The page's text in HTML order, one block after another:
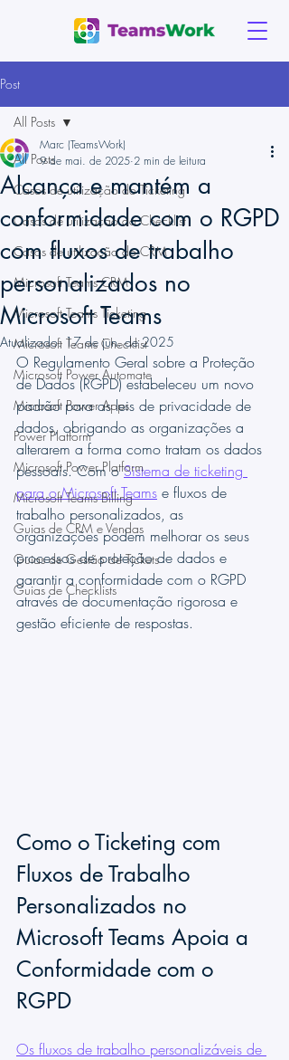
Post
All Posts
Casos de utilização do Ticketing
Casos de utilização do Checklist
Casos de utilização do CRM
Microsoft Teams CRM
Microsoft Teams Ticketing
Microsoft Teams Checklist
Microsoft Power Automate
Microsoft Power Apps
Power Platform
Microsoft Power Platform
Microsoft Teams Billing
Guias de CRM e Vendas
Guias de Gestão de Tickets
Guias de Checklists
All Posts
Alcança e mantém a
conformidade com o RGPD
com fluxos de trabalho
personalizados no
Microsoft Teams
Marc (TeamsWork)
9 de mai. de 2025 2 min de leitura
Atualizado: 17 de jun. de 2025
O Regulamento Geral sobre a Proteção
de Dados (RGPD) estabeleceu um novo
padrão para as leis de privacidade de
dados, obrigando as organizações a
alterarem a forma como tratam os dados
pessoais. Com o Sistema de ticketing
para o Microsoft Teams e fluxos de
trabalho personalizados, as
organizações podem melhorar os seus
processos de proteção de dados e
garantir a conformidade com o RGPD
através de documentação rigorosa e
gestão eficiente de respostas.
Como o Ticketing com
Fluxos de Trabalho
Personalizados no
Microsoft Teams Apoia a
Conformidade com o
RGPD
Os fluxos de trabalho personalizáveis de